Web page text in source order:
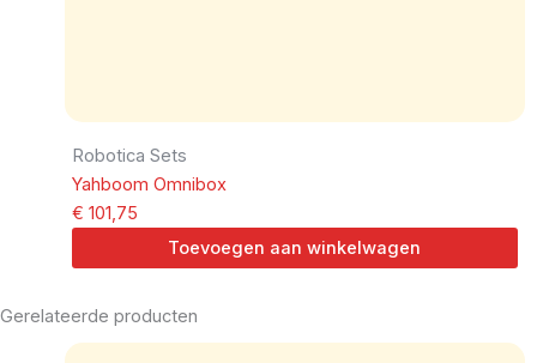
Robotica Sets
Yahboom Omnibox
€ 101,75
Toevoegen aan winkelwagen
Gerelateerde producten